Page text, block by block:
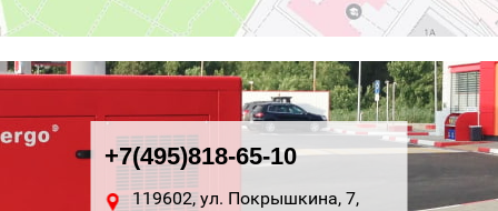
+7(495)818-65-10
119602, ул. Покрышкина, 7,